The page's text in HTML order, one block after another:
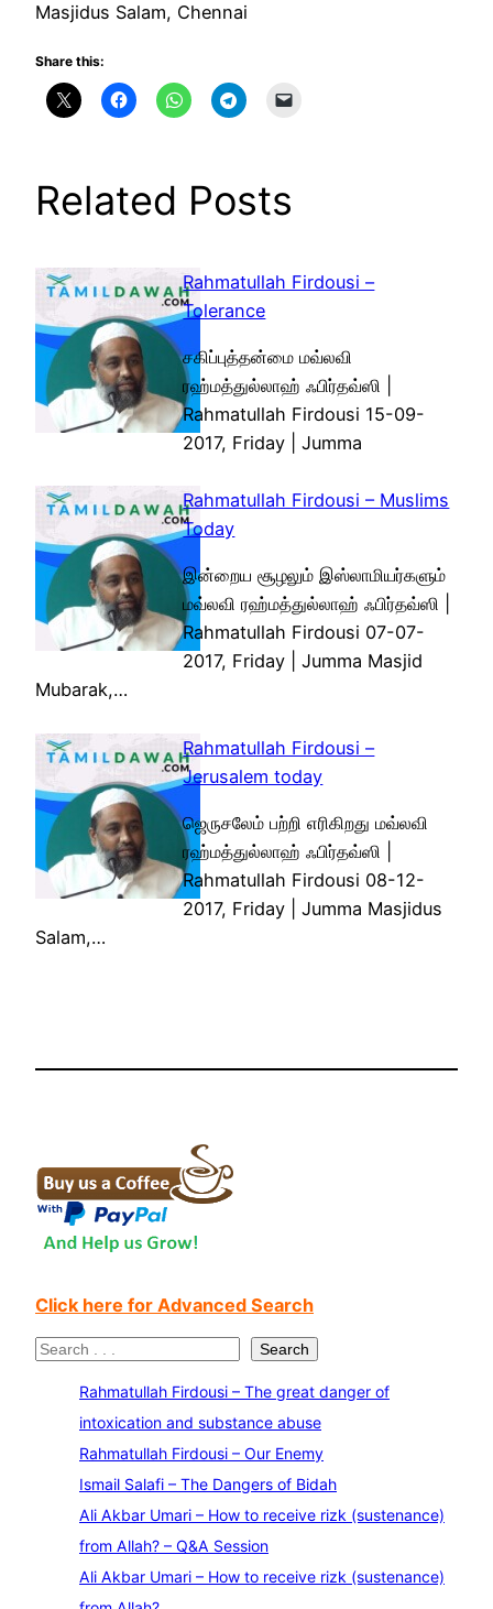
Masjidus Salam, Chennai
Share this:
Related Posts
Rahmatullah Firdousi –
Tolerance
சகிப்புத்தன்மை மவ்லவி
ரஹ்மத்துல்லாஹ் ஃபிர்தவ்ஸி |
Rahmatullah Firdousi 15-09-
2017, Friday | Jumma
Rahmatullah Firdousi – Muslims
Today
இன்றைய சூழலும் இஸ்லாமியர்களும்
மவ்லவி ரஹ்மத்துல்லாஹ் ஃபிர்தவ்ஸி |
Rahmatullah Firdousi 07-07-
2017, Friday | Jumma Masjid
Mubarak,…
Rahmatullah Firdousi –
Jerusalem today
ஜெருசலேம் பற்றி எரிகிறது மவ்லவி
ரஹ்மத்துல்லாஹ் ஃபிர்தவ்ஸி |
Rahmatullah Firdousi 08-12-
2017, Friday | Jumma Masjidus
Salam,…
Click here for Advanced Search
S
Search
Rahmatullah Firdousi – The great danger of
intoxication and substance abuse
Rahmatullah Firdousi – Our Enemy
Ismail Salafi – The Dangers of Bidah
Ali Akbar Umari – How to receive rizk (sustenance)
from Allah? – Q&A Session
Ali Akbar Umari – How to receive rizk (sustenance)